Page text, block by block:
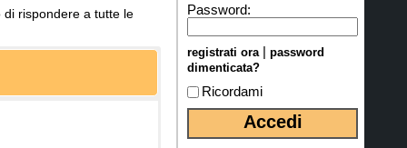
rispondere a tutte le Password:
registrati ora | password
dimenticata?
Ricordami